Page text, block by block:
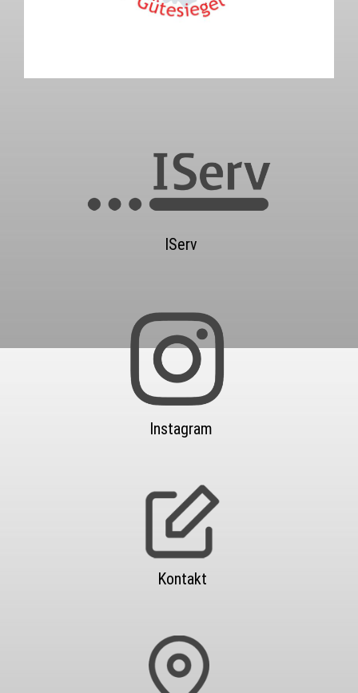
IServ
Instagram
Kontakt